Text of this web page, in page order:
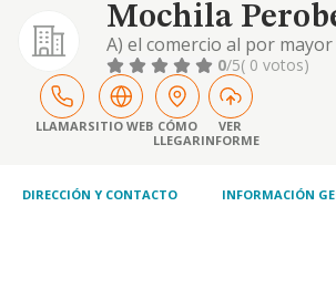
Mochila
A) el comercio al por
ferreteria y todo lo
actividad b) la venta y
para la construccion
0/5( 0 votos)
LLAMARSITIO WEB CÓMO
LLEGAR
VER
INFORME
DIRECCIÓN Y CONTACTO INFORMACIÓN